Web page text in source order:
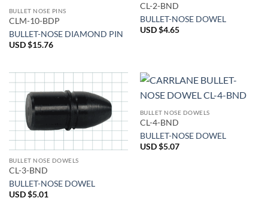
BULLET NOSE PINS
CLM-10-BDP
BULLET-NOSE DIAMOND PIN
USD $15.76
CL-2-BND
BULLET-NOSE DOWEL
USD $4.65
BULLET NOSE DOWELS
CL-3-BND
BULLET-NOSE DOWEL
USD $5.01
BULLET NOSE DOWELS
CL-4-BND
BULLET-NOSE DOWEL
USD $5.07